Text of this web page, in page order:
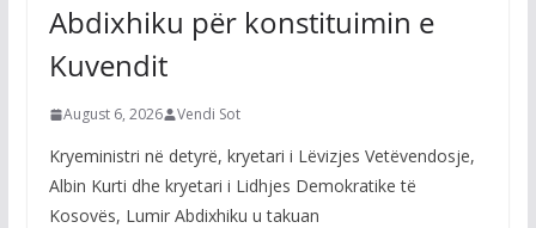
Abdixhiku për konstituimin e
Kuvendit
August 6, 2026 Vendi Sot
Kryeministri në detyrë, kryetari i Lëvizjes Vetëvendosje,
Albin Kurti dhe kryetari i Lidhjes Demokratike të
Kosovës, Lumir Abdixhiku u takuan